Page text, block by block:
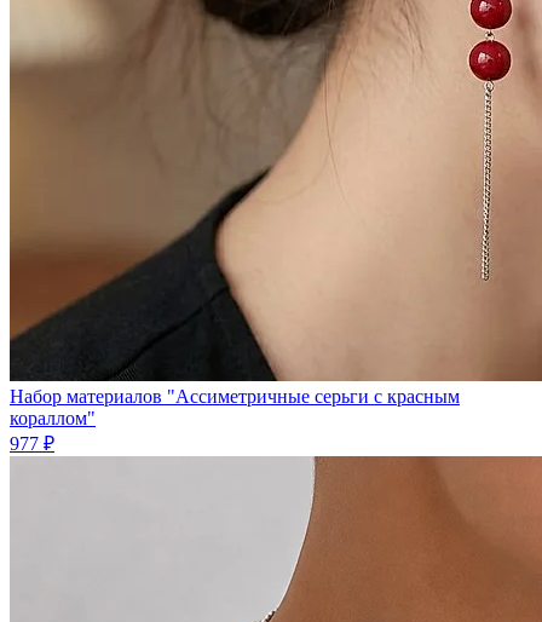
Набор материалов "Ассиметричные серьги с красным
кораллом"
977 ₽